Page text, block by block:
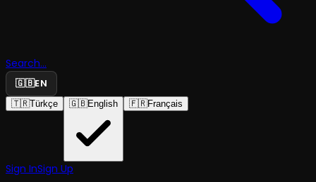
Search...
🇬🇧EN
🇹🇷Türkçe 🇬🇧English 🇫🇷Français
Sign InSign Up